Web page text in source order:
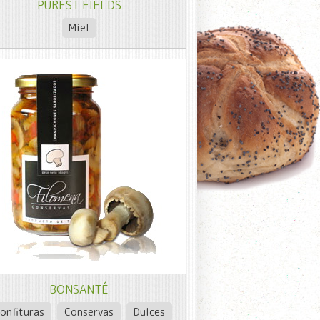
PUREST FIELDS
Miel
BONSANTÉ
Conservas Dulces